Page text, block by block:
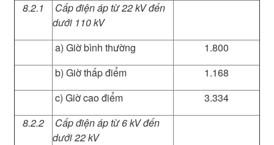
8.2.1
Cấp điện áp từ 22 kV đến
dưới 110 kV
a) Giờ bình thường
1.800
b) Giờ thấp điểm
1.168
c) Giờ cao điểm
3.334
8.2.2
Cấp điện áp từ 6 kV đến
dưới 22 kV